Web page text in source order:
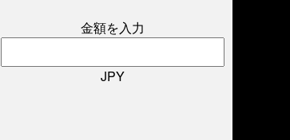
金額を入力
JPY